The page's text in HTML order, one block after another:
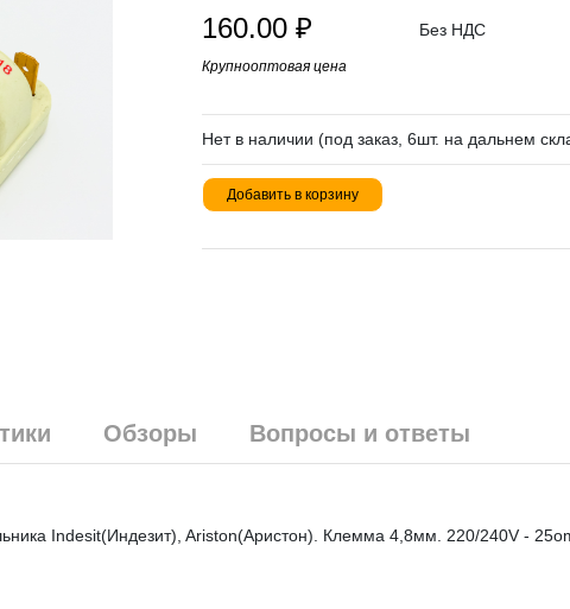
160.00 ₽
Крупнооптовая цена
Без НДС
Нет в наличии (под заказ, 6шт. на дальнем
Добавить в корзину
Обзоры Вопросы и ответы
Indesit(Индезит), Ariston(Аристон). Клемма 4,8мм. 220/240V -